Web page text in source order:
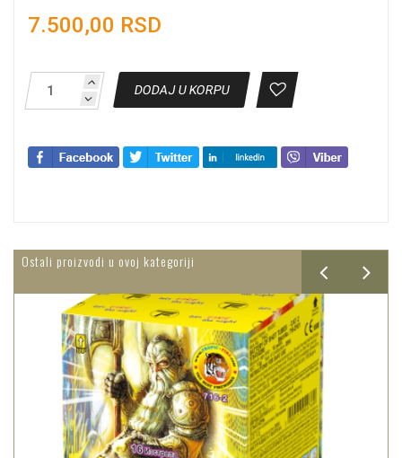
7.500,00 RSD
DODAJ U KORPU
Ostali proizvodi u ovoj kategoriji